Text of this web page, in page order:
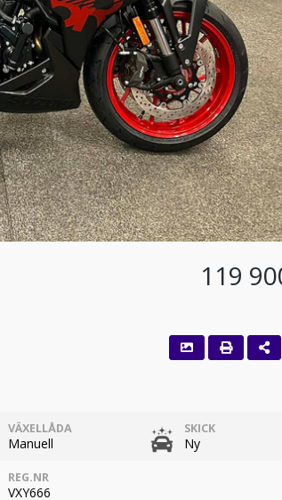
119
VÄXELLÅDA
Manuell
SKICK
Ny
REG.NR
VXY666